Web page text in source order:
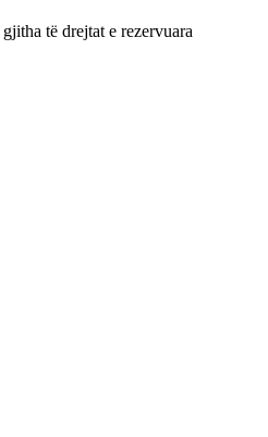
të drejtat e rezervuara